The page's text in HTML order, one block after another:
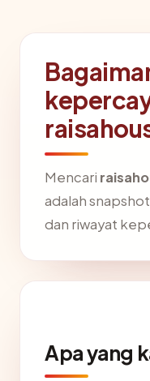
Mencari
adalah
dan riwayat
Apa yang